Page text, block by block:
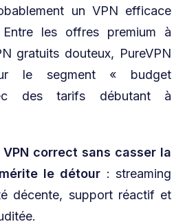
un VPN efficace
les offres premium à
gratuits douteux, PureVPN
le segment « budget
des tarifs débutant à
correct sans casser la
mérite le détour : streaming
décente, support réactif et